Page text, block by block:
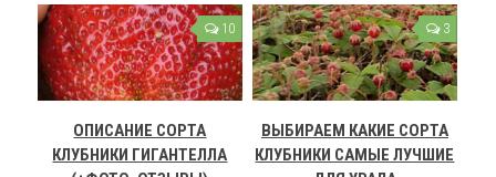
10
ОПИСАНИЕ СОРТА
КЛУБНИКИ ГИГАНТЕЛЛА
3
ВЫБИРАЕМ КАКИЕ СОРТА
КЛУБНИКИ САМЫЕ ЛУЧШИЕ